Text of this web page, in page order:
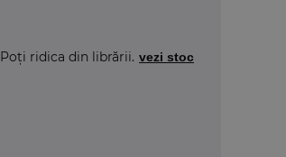
Poți ridica din librării. vezi stoc